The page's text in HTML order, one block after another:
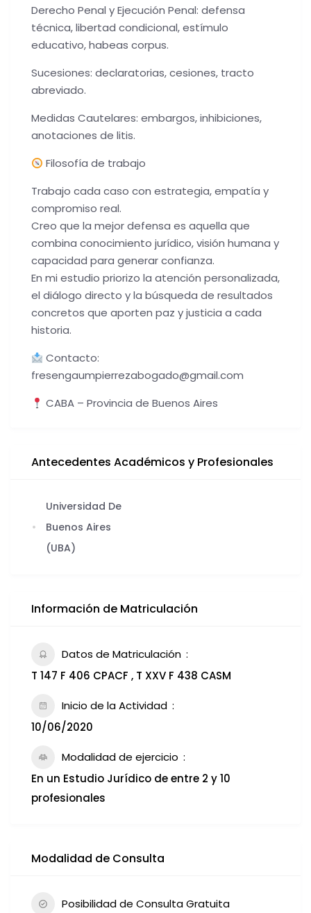
Derecho Penal y Ejecución Penal: defensa
técnica, libertad condicional, estímulo
educativo, habeas corpus.
Sucesiones: declaratorias, cesiones, tracto
abreviado.
Medidas Cautelares: embargos, inhibiciones,
anotaciones de litis.
Filosofía de trabajo
Trabajo cada caso con estrategia, empatía y
compromiso real.
Creo que la mejor defensa es aquella que
combina conocimiento jurídico, visión humana y
capacidad para generar confianza.
En mi estudio priorizo la atención personalizada,
el diálogo directo y la búsqueda de resultados
concretos que aporten paz y justicia a cada
historia.
Contacto:
fresengaumpierrezabogado@gmail.com
CABA – Provincia de Buenos Aires
Antecedentes Académicos y Profesionales
Universidad De
Buenos Aires
(UBA)
Información de Matriculación
Datos de Matriculación
T 147 F 406 CPACF , T XXV F 438 CASM
Inicio de la Actividad
10/06/2020
Modalidad de ejercicio
En un Estudio Jurídico de entre 2 y 10
profesionales
Modalidad de Consulta
Posibilidad de Consulta Gratuita